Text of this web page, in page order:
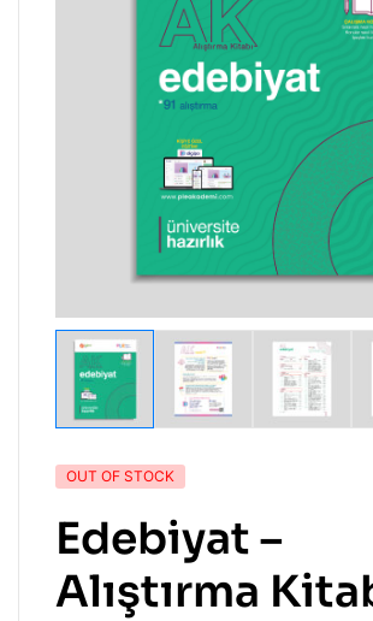
OUT OF STOCK
Edebiyat –
Alıştırma